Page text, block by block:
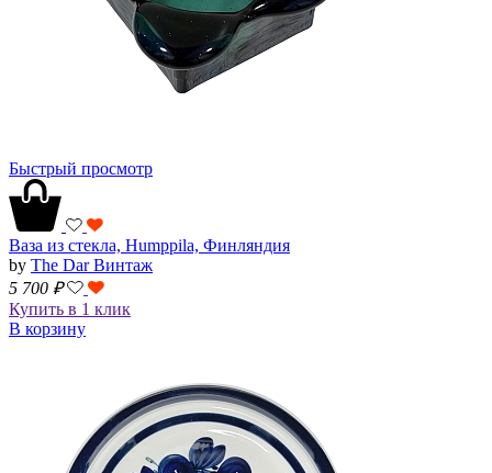
Быстрый просмотр
Ваза из стекла, Humppila, Финляндия
by The Dar Винтаж
5 700 ₽
Купить в 1 клик
В корзину